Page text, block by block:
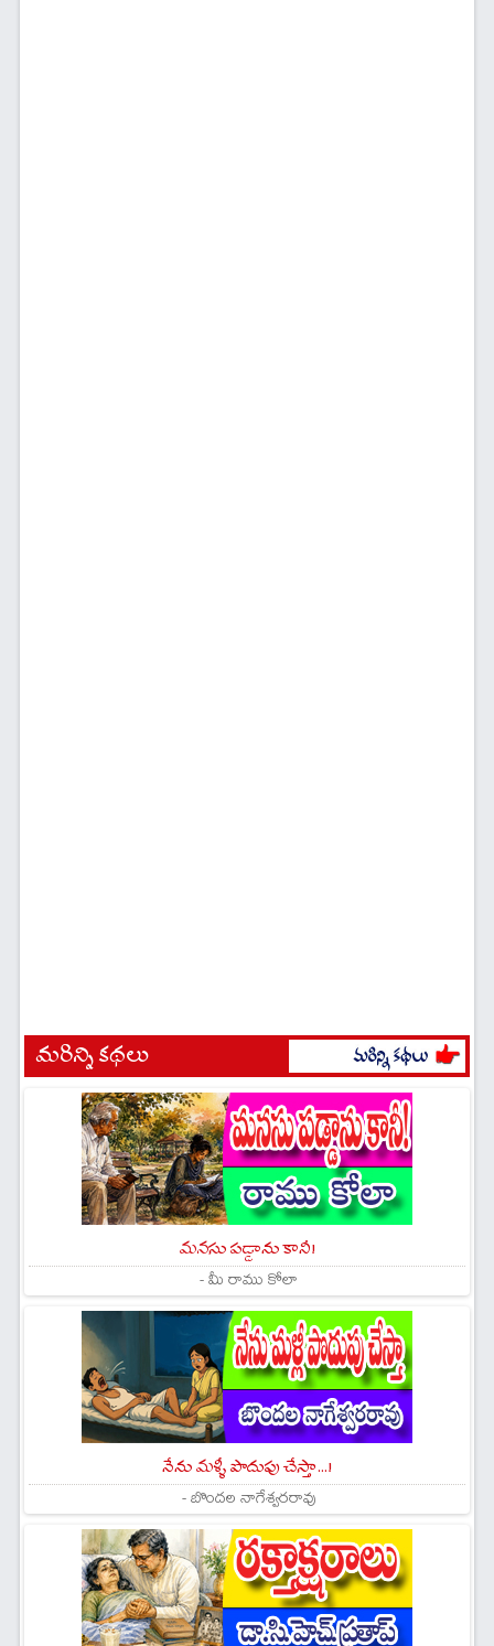
మరిన్ని కథలు
మనసు పడ్డాను కానీ!
- మీ రాము కోలా
నేను మళ్ళీ పొదుపు చేస్తా...!
- బొందల నాగేశ్వరరావు